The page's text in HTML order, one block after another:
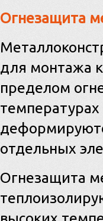
Огнезащита
для монтажа
пределом
отдельных
Огнезащита